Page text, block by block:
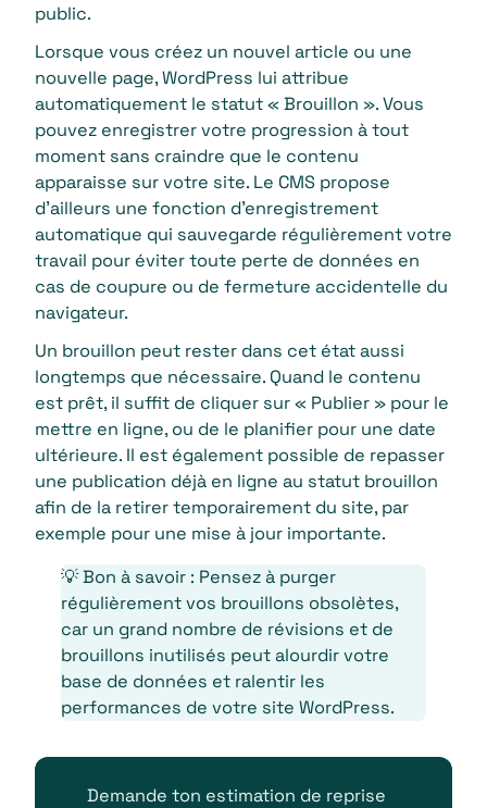
public.
Lorsque vous créez un nouvel article ou une
nouvelle page, WordPress lui attribue
automatiquement le statut « Brouillon ». Vous
pouvez enregistrer votre progression à tout
moment sans craindre que le contenu
apparaisse sur votre site. Le CMS propose
d’ailleurs une fonction d’enregistrement
automatique qui sauvegarde régulièrement votre
travail pour éviter toute perte de données en
cas de coupure ou de fermeture accidentelle du
navigateur.
Un brouillon peut rester dans cet état aussi
longtemps que nécessaire. Quand le contenu
est prêt, il suffit de cliquer sur « Publier » pour le
mettre en ligne, ou de le planifier pour une date
ultérieure. Il est également possible de repasser
une publication déjà en ligne au statut brouillon
afin de la retirer temporairement du site, par
exemple pour une mise à jour importante.
💡 Bon à savoir : Pensez à purger
régulièrement vos brouillons obsolètes,
car un grand nombre de révisions et de
brouillons inutilisés peut alourdir votre
base de données et ralentir les
performances de votre site WordPress.
Demande ton estimation de reprise